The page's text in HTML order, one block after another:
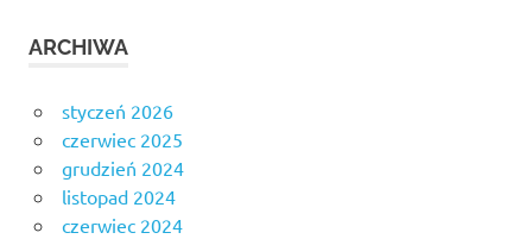
ARCHIWA
styczeń 2026
czerwiec 2025
grudzień 2024
listopad 2024
czerwiec 2024